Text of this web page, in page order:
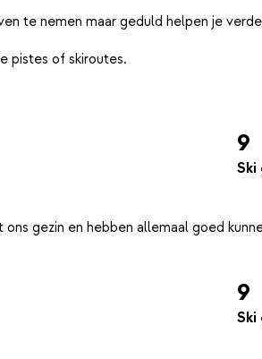
te nemen maar geduld helpen je
pistes of skiroutes.
9
Ski
gezin en hebben allemaal goed
9
Ski